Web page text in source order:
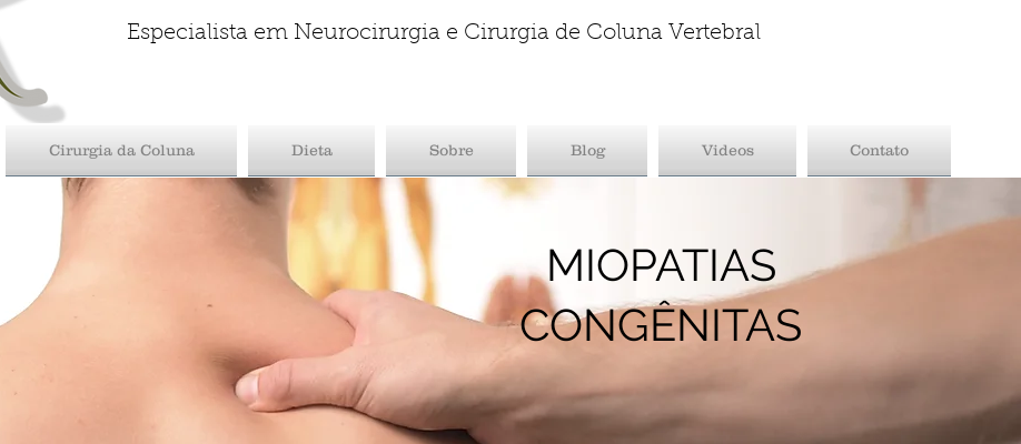
Especialista em Neurocirurgia e Cirurgia de Coluna Vertebral
Cirurgia da Coluna Dieta Sobre Blog Videos Contato
MIOPATIAS
CONGÊNITAS